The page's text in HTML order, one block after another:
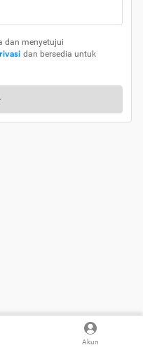
Akun
dan menyetujui
dan bersedia untuk